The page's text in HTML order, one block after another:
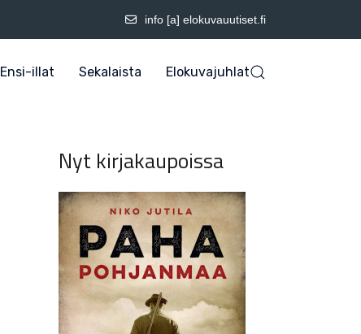
info [a] elokuvauutiset.fi
Ensi-illat Sekalaista Elokuvajuhlat
Nyt kirjakaupoissa